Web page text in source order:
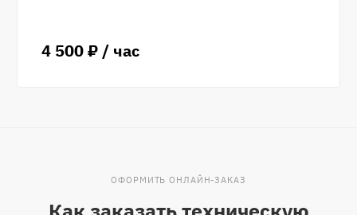
4 500 ₽ / час
ОФОРМИТЬ ОНЛАЙН-ЗАКАЗ